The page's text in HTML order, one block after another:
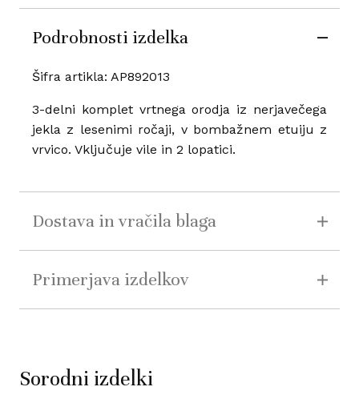
Podrobnosti izdelka
Šifra artikla: AP892013
3-delni komplet vrtnega orodja iz nerjavečega
jekla z lesenimi ročaji, v bombažnem etuiju z
vrvico. Vključuje vile in 2 lopatici.
Dostava in vračila blaga
Primerjava izdelkov
Sorodni izdelki